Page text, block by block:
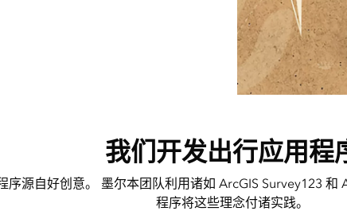
我们开发出行应用程
序源自好创意。 墨尔本团队利用诸如 ArcGIS Survey123 和
程序将这些理念付诸实践。